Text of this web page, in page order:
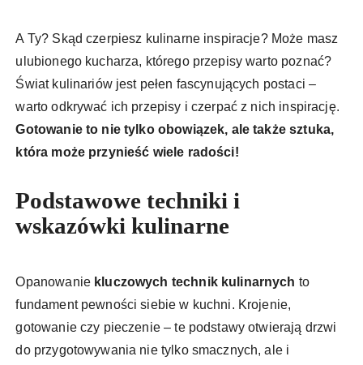
A Ty? Skąd czerpiesz kulinarne inspiracje? Może masz
ulubionego kucharza, którego przepisy warto poznać?
Świat kulinariów jest pełen fascynujących postaci –
warto odkrywać ich przepisy i czerpać z nich inspirację.
Gotowanie to nie tylko obowiązek, ale także sztuka,
która może przynieść wiele radości!
Podstawowe techniki i
wskazówki kulinarne
Opanowanie kluczowych technik kulinarnych to
fundament pewności siebie w kuchni. Krojenie,
gotowanie czy pieczenie – te podstawy otwierają drzwi
do przygotowywania nie tylko smacznych, ale i